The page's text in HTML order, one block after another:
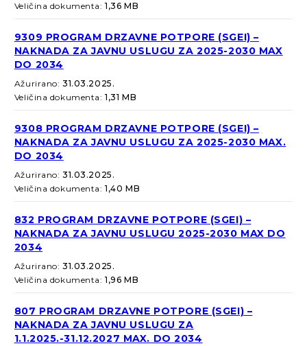
Veličina dokumenta:1,36 MB
9309 PROGRAM DRZAVNE POTPORE (SGEI) –
NAKNADA ZA JAVNU USLUGU ZA 2025-2030 MAX
DO 2034
Ažurirano:31.03.2025.
Veličina dokumenta:1,31 MB
9308 PROGRAM DRZAVNE POTPORE (SGEI) –
NAKNADA ZA JAVNU USLUGU ZA 2025-2030 MAX.
DO 2034
Ažurirano:31.03.2025.
Veličina dokumenta:1,40 MB
832 PROGRAM DRZAVNE POTPORE (SGEI) –
NAKNADA ZA JAVNU USLUGU 2025-2030 MAX DO
2034
Ažurirano:31.03.2025.
Veličina dokumenta:1,96 MB
807 PROGRAM DRZAVNE POTPORE (SGEI) –
NAKNADA ZA JAVNU USLUGU ZA
1.1.2025.-31.12.2027 MAX. DO 2034